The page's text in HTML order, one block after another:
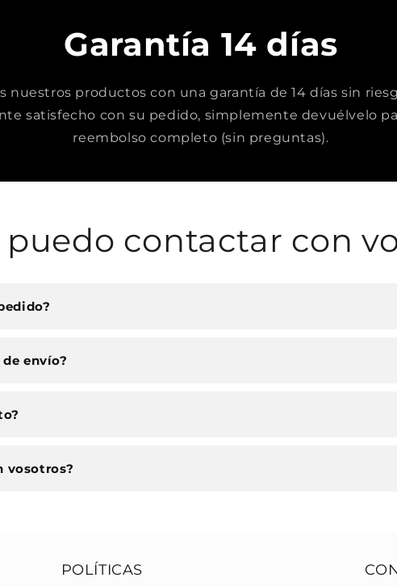
Garantía 14 días
nuestros productos con una garantía de 14 días sin
satisfecho con su pedido, simplemente devuélvelo
reembolso completo (sin preguntas).
puedo contactar con
envío?
vosotros?
POLÍTICAS